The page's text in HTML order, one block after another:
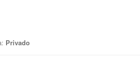
Privado